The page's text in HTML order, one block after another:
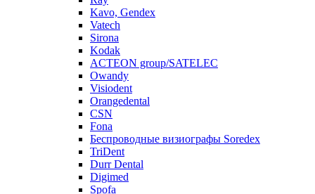
Kavo, Gendex
Vatech
Sirona
Kodak
ACTEON group/SATELEC
Owandy
Visiodent
Orangedental
CSN
Fona
Беспроводные визиографы Soredex
TriDent
Durr Dental
Digimed
Spofa